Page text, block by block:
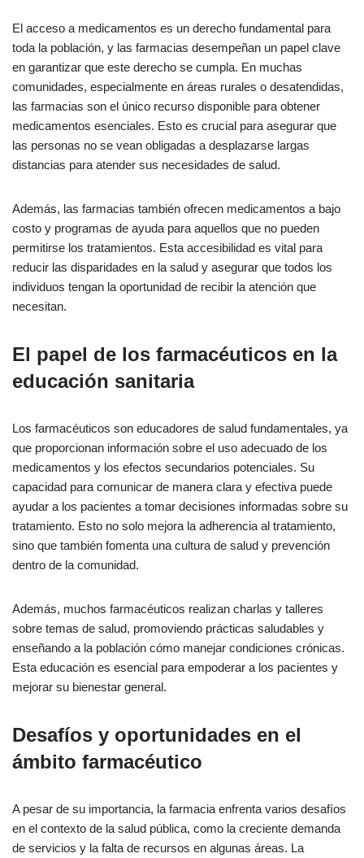
El acceso a medicamentos es un derecho fundamental para
toda la población, y las farmacias desempeñan un papel clave
en garantizar que este derecho se cumpla. En muchas
comunidades, especialmente en áreas rurales o desatendidas,
las farmacias son el único recurso disponible para obtener
medicamentos esenciales. Esto es crucial para asegurar que
las personas no se vean obligadas a desplazarse largas
distancias para atender sus necesidades de salud.
Además, las farmacias también ofrecen medicamentos a bajo
costo y programas de ayuda para aquellos que no pueden
permitirse los tratamientos. Esta accesibilidad es vital para
reducir las disparidades en la salud y asegurar que todos los
individuos tengan la oportunidad de recibir la atención que
necesitan.
El papel de los farmacéuticos en la
educación sanitaria
Los farmacéuticos son educadores de salud fundamentales, ya
que proporcionan información sobre el uso adecuado de los
medicamentos y los efectos secundarios potenciales. Su
capacidad para comunicar de manera clara y efectiva puede
ayudar a los pacientes a tomar decisiones informadas sobre su
tratamiento. Esto no solo mejora la adherencia al tratamiento,
sino que también fomenta una cultura de salud y prevención
dentro de la comunidad.
Además, muchos farmacéuticos realizan charlas y talleres
sobre temas de salud, promoviendo prácticas saludables y
enseñando a la población cómo manejar condiciones crónicas.
Esta educación es esencial para empoderar a los pacientes y
mejorar su bienestar general.
Desafíos y oportunidades en el
ámbito farmacéutico
A pesar de su importancia, la farmacia enfrenta varios desafíos
en el contexto de la salud pública, como la creciente demanda
de servicios y la falta de recursos en algunas áreas. La